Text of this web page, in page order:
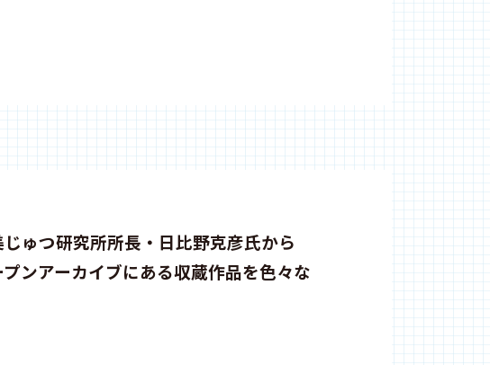
ゅつ研究所所長・日比野克彦氏から
ンアーカイブにある収蔵作品を色々な